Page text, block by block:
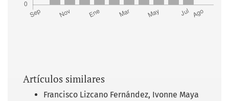
Artículos similares
Francisco Lizcano Fernández, Ivonne Maya